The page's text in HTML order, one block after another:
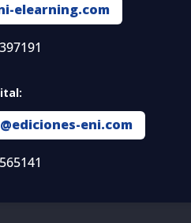
elearning.com
eni.com